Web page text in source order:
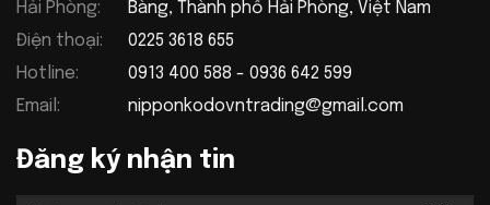
Hải Phòng:
Bàng, Thành phố Hải Phòng, Việt Nam
Điện thoại:
0225 3618 655
Hotline:
0913 400 588 - 0936 642 599
Email:
nipponkodovntrading@gmail.com
Đăng ký nhận tin